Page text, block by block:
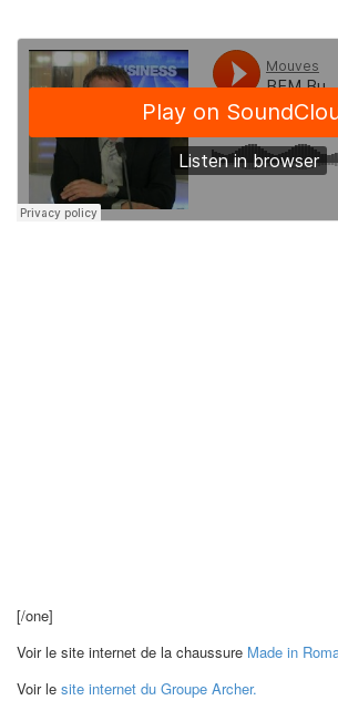
[/one]
Voir le site internet de la chaussure Made in
Voir le site internet du Groupe Archer.